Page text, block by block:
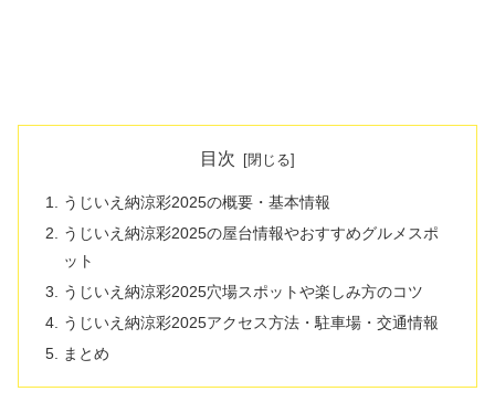
目次
うじいえ納涼彩2025の概要・基本情報
うじいえ納涼彩2025の屋台情報やおすすめグルメスポ
ット
うじいえ納涼彩2025穴場スポットや楽しみ方のコツ
うじいえ納涼彩2025アクセス方法・駐車場・交通情報
まとめ